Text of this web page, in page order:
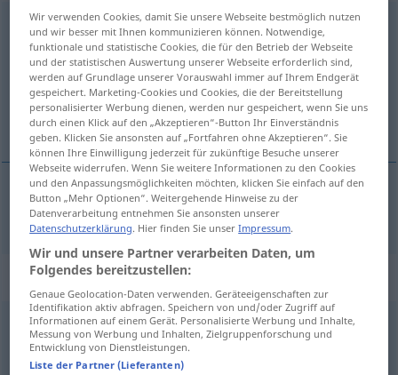
vermissen
Übersicht aller Übersetzungen
(Für mehr Details die Übersetzung anklicken/antippen)
sakna
sakna vermissen
Synonyme für "vermissen"
entbehren,(jemandem) fehlen,missen (meist
redensartlich) (geh., veraltend)
Wir verwenden Cookies, damit Sie unsere Webseite bestmöglich nutzen
und wir besser mit Ihnen kommunizieren können. Notwendige,
funktionale und statistische Cookies, die für den Betrieb der Webseite
und der statistischen Auswertung unserer Webseite erforderlich sind,
werden auf Grundlage unserer Vorauswahl immer auf Ihrem Endgerät
gespeichert. Marketing-Cookies und Cookies, die der Bereitstellung
personalisierter Werbung dienen, werden nur gespeichert, wenn Sie uns
durch einen Klick auf den „Akzeptieren“-Button Ihr Einverständnis
geben. Klicken Sie ansonsten auf „Fortfahren ohne Akzeptieren“. Sie
können Ihre Einwilligung jederzeit für zukünftige Besuche unserer
Webseite widerrufen. Wenn Sie weitere Informationen zu den Cookies
und den Anpassungsmöglichkeiten möchten, klicken Sie einfach auf den
Button „Mehr Optionen“. Weitergehende Hinweise zu der
Datenverarbeitung entnehmen Sie ansonsten unserer
Datenschutzerklärung. Hier finden Sie unserImpressum.
Wir und unsere Partner verarbeiten Daten, um
Folgendes bereitzustellen:
Genaue Geolocation-Daten verwenden. Geräteeigenschaften zur
Identifikation aktiv abfragen. Speichern von und/oder Zugriff auf
Informationen auf einem Gerät. Personalisierte Werbung und Inhalte,
Messung von Werbung und Inhalten, Zielgruppenforschung und
Entwicklung von Dienstleistungen.
Liste der Partner (Lieferanten)